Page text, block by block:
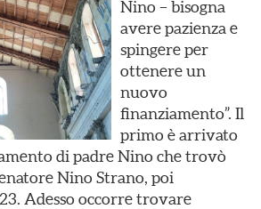
Nino – bisogna
avere pazienza e
spingere per
ottenere un
nuovo
finanziamento”. Il
primo è arrivato
di padre Nino che trovò
Nino Strano, poi
Adesso occorre trovare